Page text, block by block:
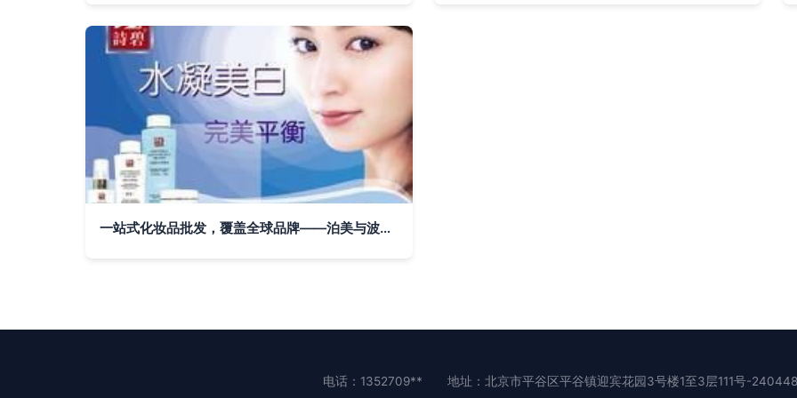
一站式化妆品批发，覆盖全球品牌——泊美与波斯顿，河南源头直供
电话：1352709** 地址：北京市平谷区平谷镇迎宾花园3号楼1至3层111号-240448